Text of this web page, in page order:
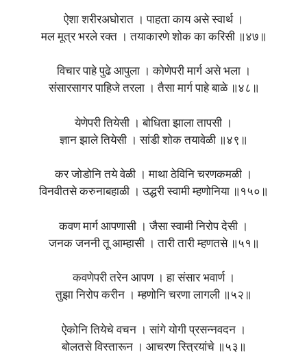
ऐशा शरीरअघोरात । पाहता काय असे स्वार्थ ।
मल मूत्र भरले रक्त । तयाकारणे शोक का करिसी ॥४७॥
विचार पाहे पुढे आपुला । कोणेपरी मार्ग असे भला ।
संसारसागर पाहिजे तरला । तैसा मार्ग पाहे बाळे ॥४८॥
येणेपरी तियेसी । बोधिता झाला तापसी ।
ज्ञान झाले तियेसी । सांडी शोक तयावेळी ॥४९॥
कर जोडोनि तये वेळी । माथा ठेविनि चरणकमळी ।
विनवीतसे करुनाबहाळी । उद्धरी स्वामी म्हणोनिया ॥१५०॥
कवण मार्ग आपणासी । जैसा स्वामी निरोप देसी ।
जनक जननी तू आम्हासी । तारी तारी म्हणतसे ॥५१॥
कवणेपरी तरेन आपण । हा संसार भवार्ण ।
तुझा निरोप करीन । म्हणोनि चरणा लागली ॥५२॥
ऐकोनि तियेचे वचन । सांगे योगी प्रसन्नवदन ।
बोलतसे विस्तारून । आचरण स्त्रियांचे ॥५३॥